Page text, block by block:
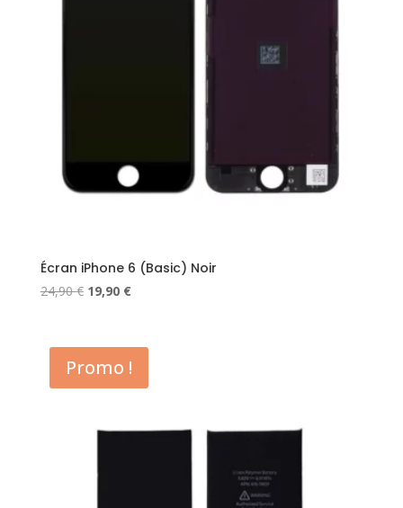
Écran iPhone 6 (Basic) Noir
24,90€ Le
était :
24,90 €.
19,90 €Le
est :
19,90 €.
Promo !